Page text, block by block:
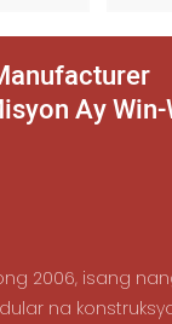
Ay Win-
2006, isang
na